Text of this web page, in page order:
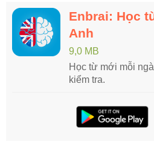
Enbrai: Học
Anh
9,0 MB
Học từ mới mỗi
kiểm tra.